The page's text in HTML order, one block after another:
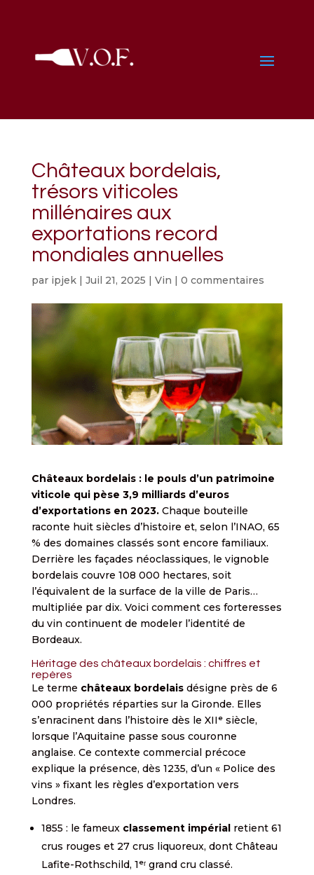
Châteaux bordelais,
trésors viticoles
millénaires aux
exportations record
mondiales annuelles
par ipjek| Juil 21, 2025 | Vin | 0 commentaires
Châteaux bordelais : le pouls d’un patrimoine
viticole qui pèse 3,9 milliards d’euros
d’exportations en 2023.Chaque bouteille
raconte huit siècles d’histoire et, selon l’INAO, 65
% des domaines classés sont encore familiaux.
Derrière les façades néoclassiques, le vignoble
bordelais couvre 108 000 hectares, soit
l’équivalent de la surface de la ville de Paris…
multipliée par dix. Voici comment ces forteresses
du vin continuent de modeler l’identité de
Bordeaux.
Héritage des châteaux bordelais : chiffres et
repères
Le terme châteaux bordelaisdésigne près de 6
000 propriétés réparties sur la Gironde. Elles
s’enracinent dans l’histoire dès le XIIᵉ siècle,
lorsque l’Aquitaine passe sous couronne
anglaise. Ce contexte commercial précoce
explique la présence, dès 1235, d’un « Police des
vins » fixant les règles d’exportation vers
Londres.
1855 : le fameux classement impérialretient 61
crus rouges et 27 crus liquoreux, dont Château
Lafite-Rothschild, 1ᵉʳ grand cru classé.